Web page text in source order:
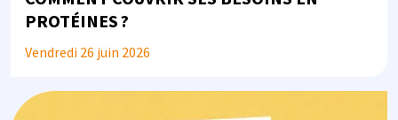
PROTÉINES ?
Vendredi 26 juin 2026
Image